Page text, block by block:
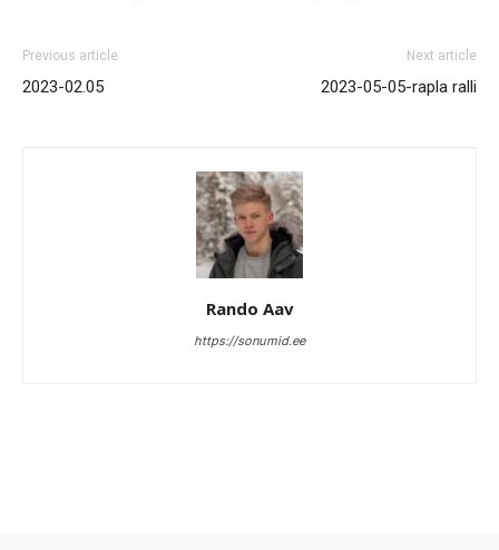
Previous article
2023-02.05
Next article
2023-05-05-rapla ralli
Rando Aav
https://sonumid.ee